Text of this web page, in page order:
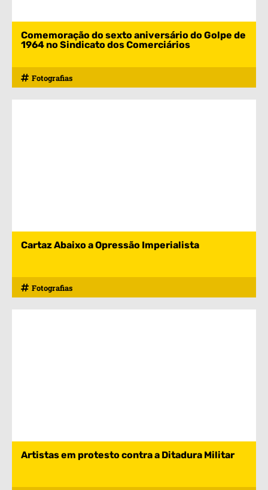
Comemoração do sexto aniversário do Golpe de
1964 no Sindicato dos Comerciários
Fotografias
Cartaz Abaixo a Opressão Imperialista
Fotografias
Artistas em protesto contra a Ditadura Militar